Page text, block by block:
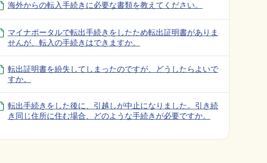
海外からの転入手続きに必要な書類を教えてください。
マイナポータルで転出手続きをしたため転出証明書がありま
せんが、転入の手続きはできますか。
転出証明書を紛失してしまったのですが、どうしたらよいで
すか。
転出手続きをした後に、引越しが中止になりました。引き続
き同じ住所に住む場合、どのような手続きが必要ですか。